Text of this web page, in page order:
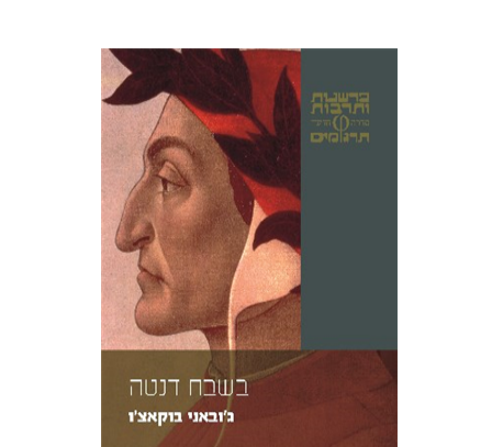
ג'ובאני בוקאצ'ו
אריאל רטהאוז
הנחת אתר ספר מודפס
$23